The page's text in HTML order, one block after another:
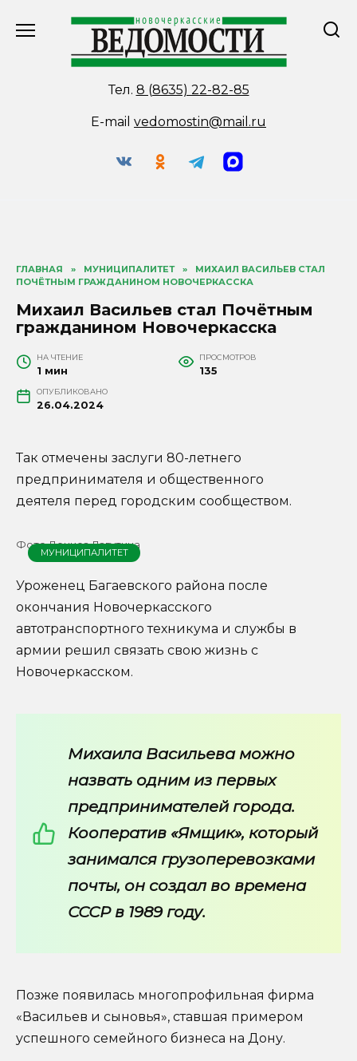
Тел. 8 (8635) 22-82-85
E-mail vedomostin@mail.ru
ГЛАВНАЯ » МУНИЦИПАЛИТЕТ »
МИХАИЛ ВАСИЛЬЕВ СТАЛ
ПОЧЁТНЫМ ГРАЖДАНИНОМ НОВОЧЕРКАССКА
Михаил Васильев стал Почётным
гражданином Новочеркасска
НА ЧТЕНИЕ
1 мин
ПРОСМОТРОВ
135
ОПУБЛИКОВАНО
26.04.2024
Так отмечены заслуги 80-летнего
предпринимателя и общественного
деятеля перед городским сообществом.
Фото Дениса Лагутина
МУНИЦИПАЛИТЕТ
Уроженец Багаевского района после
окончания Новочеркасского
автотранспортного техникума и службы в
армии решил связать свою жизнь с
Новочеркасском.
Михаила Васильева можно
назвать одним из первых
предпринимателей города.
Кооператив «Ямщик», который
занимался грузоперевозками
почты, он создал во времена
СССР в 1989 году.
Позже появилась многопрофильная фирма
«Васильев и сыновья», ставшая примером
успешного семейного бизнеса на Дону.